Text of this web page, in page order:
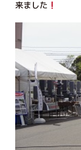
来ました